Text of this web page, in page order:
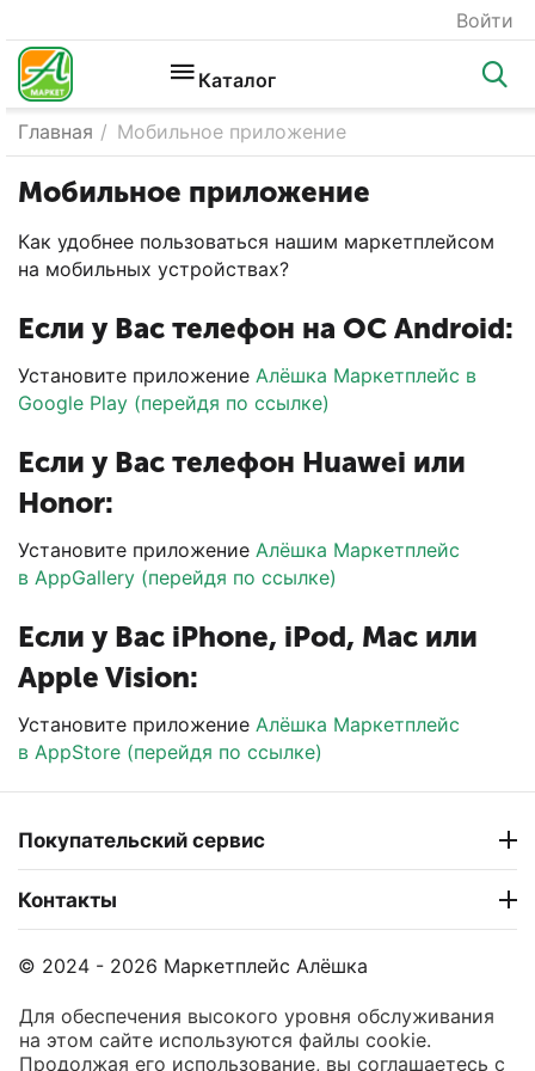
Войти
Каталог
Главная / Мобильное приложение
Мобильное приложение
Как удобнее пользоваться нашим маркетплейсом
на мобильных устройствах?
Если у Вас телефон на ОС Android:
Установите приложение Алёшка Маркетплейс в
Google Play (перейдя по ссылке)
Если у Вас телефон Huawei или
Honor:
Установите приложение Алёшка Маркетплейс
в AppGallery (перейдя по ссылке)
Если у Вас iPhone, iPod, Mac или
Apple Vision:
Установите приложение Алёшка Маркетплейс
в AppStore (перейдя по ссылке)
Покупательский сервис
Контакты
© 2024 - 2026 Маркетплейс Алёшка
Для обеспечения высокого уровня обслуживания
на этом сайте используются файлы cookie.
Продолжая его использование, вы соглашаетесь с